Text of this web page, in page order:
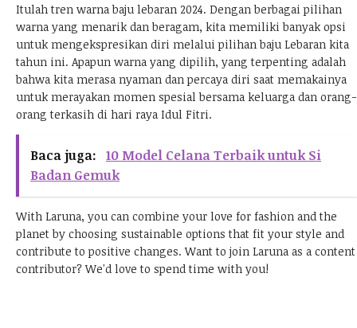
Itulah tren warna baju lebaran 2024. Dengan berbagai pilihan
warna yang menarik dan beragam, kita memiliki banyak opsi
untuk mengekspresikan diri melalui pilihan baju Lebaran kita
tahun ini. Apapun warna yang dipilih, yang terpenting adalah
bahwa kita merasa nyaman dan percaya diri saat memakainya
untuk merayakan momen spesial bersama keluarga dan orang-
orang terkasih di hari raya Idul Fitri.
Baca juga: 10 Model Celana Terbaik untuk Si
Badan Gemuk
With Laruna, you can combine your love for fashion and the
planet by choosing sustainable options that fit your style and
contribute to positive changes.Want to join Laruna as a content
contributor?We'd love to spend time with you!